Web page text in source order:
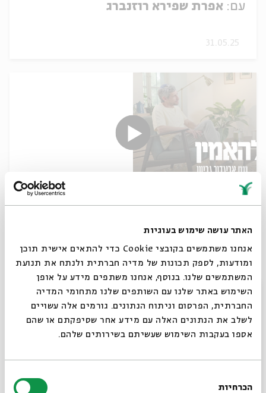
האתר עושה שימוש בעוגיות
אנחנו משתמשים בקובצי Cookie כדי להתאים אישית תוכן
ומודעות, לספק תכונות של מדיה חברתית ולנתח את תנועת
המשתמשים שלנו. בנוסף, אנחנו משתפים מידע על אופן
השימוש באתר שלנו עם השותפים שלנו מתחומי המדיה
החברתית, הפרסום וניתוח הנתונים. גורמים אלה עשויים
לשלב את הנתונים האלה עם מידע אחר שסיפקתם או שהם
אספו בעקבות השימוש שעשיתם בשירותים שלהם.
הסכמה
הכרחיות
עם: אפרת שפירא רוזנברג
31.05.25
לריב עם אלוהים: אביגדור גביש
עם: אפרת שפירא רוזנברג
25.05.25
סגור